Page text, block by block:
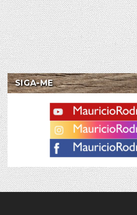
SIGA-ME